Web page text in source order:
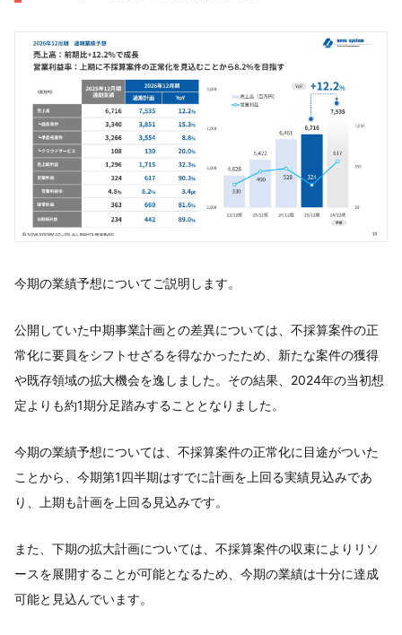
今期の業績予想についてご説明します。
公開していた中期事業計画との差異については、不採算案件の正
常化に要員をシフトせざるを得なかったため、新たな案件の獲得
や既存領域の拡大機会を逸しました。その結果、2024年の当初想
定よりも約1期分足踏みすることとなりました。
今期の業績予想については、不採算案件の正常化に目途がついた
ことから、今期第1四半期はすでに計画を上回る実績見込みであ
り、上期も計画を上回る見込みです。
また、下期の拡大計画については、不採算案件の収束によりリソ
ースを展開することが可能となるため、今期の業績は十分に達成
可能と見込んでいます。